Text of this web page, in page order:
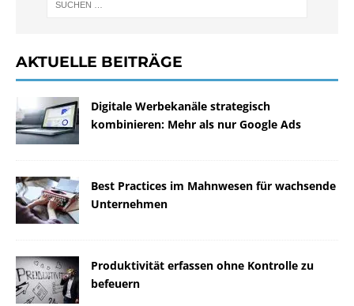
AKTUELLE BEITRÄGE
Digitale Werbekanäle strategisch
kombinieren: Mehr als nur Google Ads
Best Practices im Mahnwesen für wachsende
Unternehmen
Produktivität erfassen ohne Kontrolle zu
befeuern